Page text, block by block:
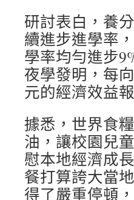
研討表白，養
續進步進學率
學率均勻進步
夜學發明，每
元的經濟效益
據悉，世界食
油，讓校園兒
慰本地經濟成
餐打算誇大當
得了嚴重停頓